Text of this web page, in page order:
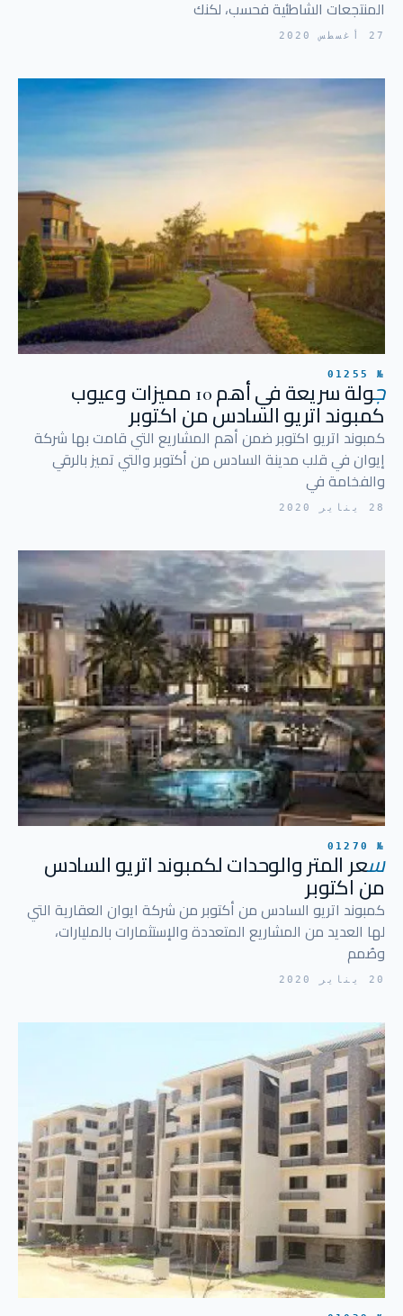
المنتجعات الشاطئية فحسب، لكنك
27 أغسطس 2020
№ 01255
ج
ولة سريعة في أهم 10 مميزات وعيوب
كمبوند اتريو السادس من اكتوبر
كمبوند اتريو اكتوبر ضمن أهم المشاريع التي قامت بها شركة
إيوان في قلب مدينة السادس من أكتوبر والتي تميز بالرقي
والفخامة في
28 يناير 2020
№ 01270
سعر المتر والوحدات لكمبوند اتريو السادس
من اكتوبر
كمبوند اتريو السادس من أكتوبر من شركة ايوان العقارية التي
لها العديد من المشاريع المتعددة والإستثمارات بالمليارات،
وصُمم
20 يناير 2020